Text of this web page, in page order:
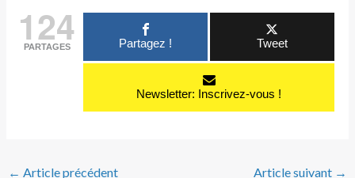
124
PARTAGES Partagez ! Tweet
Newsletter: Inscrivez-vous !
← Article précédent Article suivant →